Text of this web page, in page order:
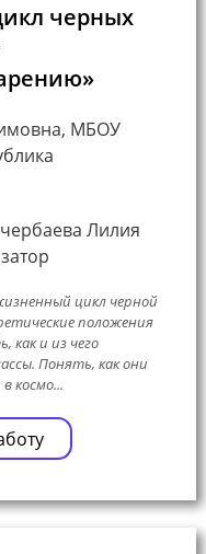
черных
МБОУ
Лилия
цикл черной
положения
как и из чего
Понять, как они
космо...